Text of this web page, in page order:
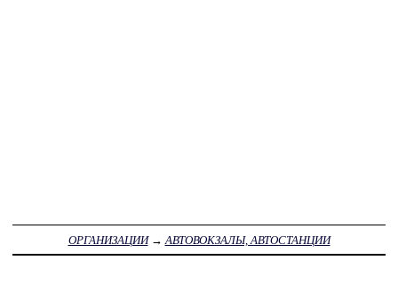
ОРГАНИЗАЦИИ→ АВТОВОКЗАЛЫ, АВТОСТАНЦИИ